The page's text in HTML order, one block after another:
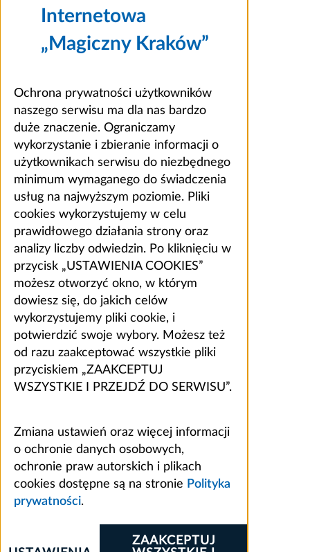
Internetowa
„Magiczny Kraków”
Ochrona prywatności użytkowników
naszego serwisu ma dla nas bardzo
duże znaczenie. Ograniczamy
wykorzystanie i zbieranie informacji o
użytkownikach serwisu do niezbędnego
minimum wymaganego do świadczenia
usług na najwyższym poziomie. Pliki
cookies wykorzystujemy w celu
prawidłowego działania strony oraz
analizy liczby odwiedzin. Po kliknięciu w
przycisk „USTAWIENIA COOKIES”
możesz otworzyć okno, w którym
dowiesz się, do jakich celów
wykorzystujemy pliki cookie, i
potwierdzić swoje wybory. Możesz też
od razu zaakceptować wszystkie pliki
przyciskiem „ZAAKCEPTUJ
WSZYSTKIE I PRZEJDŹ DO SERWISU”.
Zmiana ustawień oraz więcej informacji
o ochronie danych osobowych,
ochronie praw autorskich i plikach
cookies dostępne są na stronie Polityka
prywatności.
ZAAKCEPTUJ